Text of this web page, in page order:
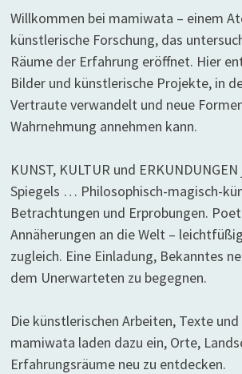
Willkommen bei mamiwata – einem
künstlerische Forschung, das
Räume der Erfahrung eröffnet. Hier
Bilder und künstlerische Projekte, in
Vertraute verwandelt und neue
Wahrnehmung annehmen kann.
KUNST, KULTUR und
Spiegels … Philosophisch-magisch-
Betrachtungen und Erprobungen.
Annäherungen an die Welt –
zugleich. Eine Einladung, Bekanntes
dem Unerwarteten zu begegnen.
Die künstlerischen Arbeiten, Texte
mamiwata laden dazu ein, Orte,
Erfahrungsräume neu zu entdecken.